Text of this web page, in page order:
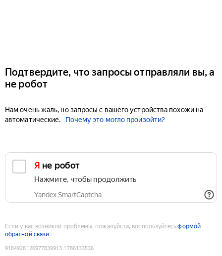
Подтвердите, что запросы отправляли вы, а
не робот
Нам очень жаль, но запросы с вашего устройства похожи на
автоматические.
Почему это могло произойти?
Я не робот
Нажмите, чтобы продолжить
Yandex SmartCaptcha
Если у вас возникли проблемы, пожалуйста, воспользуйтесьформой
обратной связи
9184928126977839913:1786133536